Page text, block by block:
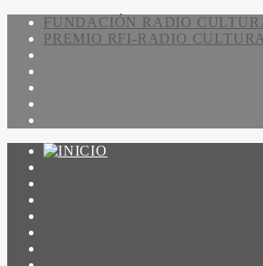
FUNDACIÓN RADIO
PREMIO RFI-RADIO CULTURA